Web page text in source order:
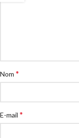
Nom *
E-mail *